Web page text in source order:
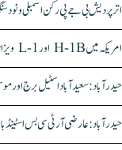
اتر پردیش بی جے پی رکن اسمبلی ونود
امریکہ میں H-1B اور L-1 ویزا ہولڈرز کے لیے بڑی راحت، اب ملک چھوڑے بغیر ویزا تجدید ممکن
حیدرآباد: سعیدآباد اسٹیل برج اور
حیدرآباد: عارضی آر ٹی سی بس اسٹینڈ